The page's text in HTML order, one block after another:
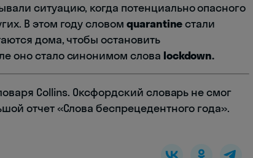
ситуацию, когда потенциально опасного
В этом году словом quarantineстали
дома, чтобы остановить
оно стало синонимом слова lockdown.
Collins. Оксфордский словарь не смог
отчет «Слова беспрецедентного года».